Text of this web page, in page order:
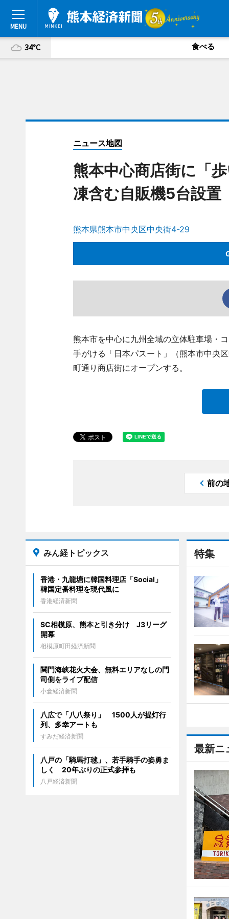
34°C 食べる
ニュース地図
熊本中心商店街に「
凍含む自販機5台設置
熊本県熊本市中央区中央街4-29
熊本市を中心に九州全域の立体駐車場・
手がける「日本パスート」（熊本市中央
町通り商店街にオープンする。
前の
特集
最新ニ
みん経トピックス
香港・九龍塘に韓国料理店「Social」
韓国定番料理を現代風に
香港経済新聞
SC相模原、熊本と引き分け J3リーグ
開幕
相模原町田経済新聞
関門海峡花火大会、無料エリアなしの門
司側をライブ配信
小倉経済新聞
八広で「八八祭り」 1500人が提灯行
列、多幸アートも
すみだ経済新聞
八戸の「騎馬打毬」、若手騎手の姿勇ま
しく 20年ぶりの正式参拝も
八戸経済新聞